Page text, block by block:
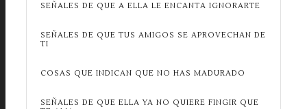
SEÑALES DE QUE A ELLA LE ENCANTA IGNORARTE
SEÑALES DE QUE TUS AMIGOS SE APROVECHAN DE
TI
COSAS QUE INDICAN QUE NO HAS MADURADO
SEÑALES DE QUE ELLA YA NO QUIERE FINGIR QUE